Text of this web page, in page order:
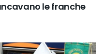
le franche